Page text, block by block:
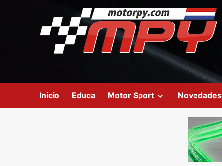
Inicio Educa Motor Sport Novedades